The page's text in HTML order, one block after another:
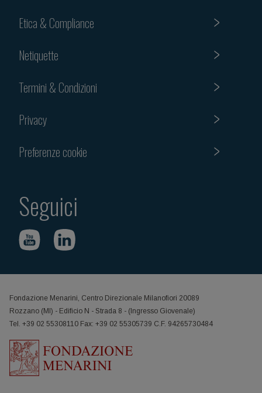
Etica & Compliance
Netiquette
Termini & Condizioni
Privacy
Preferenze cookie
Seguici
Fondazione Menarini, Centro Direzionale Milanofiori 20089
Rozzano (MI) - Edificio N - Strada 8 - (Ingresso Giovenale)
Tel. +39 02 55308110 Fax: +39 02 55305739 C.F. 94265730484